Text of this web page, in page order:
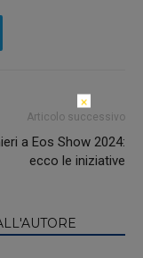
Articolo successivo
a Eos Show 2024:
ecco le iniziative
×